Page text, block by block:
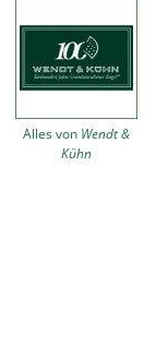
Alles von Wendt &
Kühn